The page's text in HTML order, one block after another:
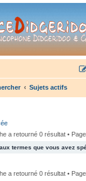
Didgeridoo - retrouvez la
Sujets actifs
a retourné 0 résultat • Page
termes que vous avez
a retourné 0 résultat • Page